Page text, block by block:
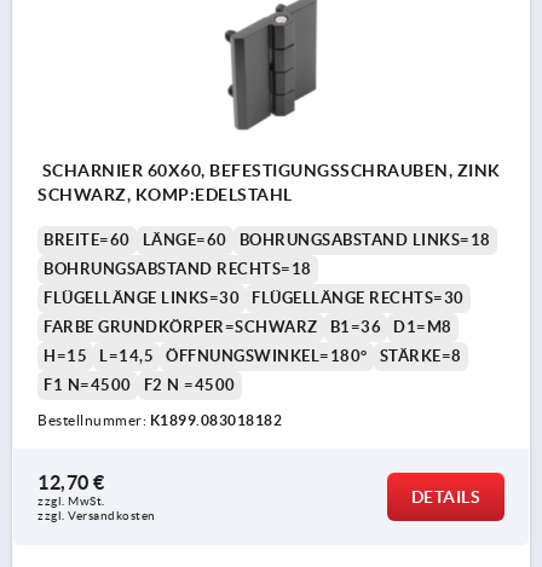
SCHARNIER 60X60, BEFESTIGUNGSSCHRAUBEN, ZINK
SCHWARZ, KOMP:EDELSTAHL
BREITE=60 LÄNGE=60
BOHRUNGSABSTAND LINKS=18
BOHRUNGSABSTAND RECHTS=18
FLÜGELLÄNGE LINKS=30
FLÜGELLÄNGE RECHTS=30
FARBE GRUNDKÖRPER=SCHWARZ
B1=36
D1=M8
H=15
L=14,5 ÖFFNUNGSWINKEL=180°
STÄRKE=8
F1 N=4500
F2 N =4500
Bestellnummer: K1899.083018182
12,70 €
zzgl. MwSt.
zzgl. Versandkosten
DETAILS